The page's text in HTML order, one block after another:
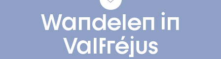
Wandelen in
Valfréjus